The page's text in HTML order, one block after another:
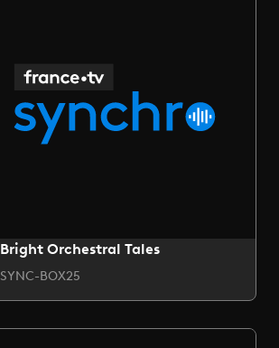
Bright Orchestral Tales
SYNC-BOX25